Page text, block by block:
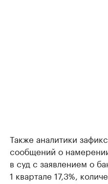
Также аналитики
сообщений о
в суд с заявлением о
1 квартале 17,3%,